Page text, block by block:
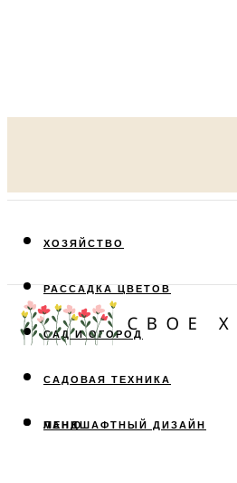
ХОЗЯЙСТВО
РАССАДКА ЦВЕТОВ
САД И ОГОРОД
САДОВАЯ ТЕХНИКА
ЛАНДШАФТНЫЙ ДИЗАЙН
МЕНЮ